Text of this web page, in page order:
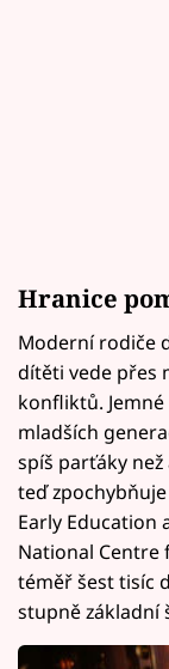
Hranice
Moderní rodiče
dítěti vede přes
konfliktů.
mladších
spíš parťáky
teď
Early Education
National Centre
téměř šest tisíc
stupně základní